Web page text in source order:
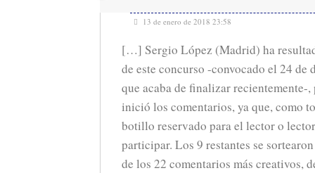
13 de enero de 2018 23:58
[…] Sergio López (Madrid) ha
de este concurso -convocado el 24 de
que acaba de finalizar recientemente-
inició los comentarios, ya que, como
botillo reservado para el lector o
participar. Los 9 restantes se
de los 22 comentarios más creativos,